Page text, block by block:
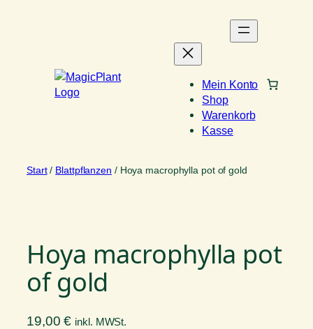
Mein Konto
Shop
Warenkorb
Kasse
Start/ Blattpflanzen / Hoya macrophylla pot of gold
Hoya macrophylla pot
of gold
19,00€ inkl. MWSt.